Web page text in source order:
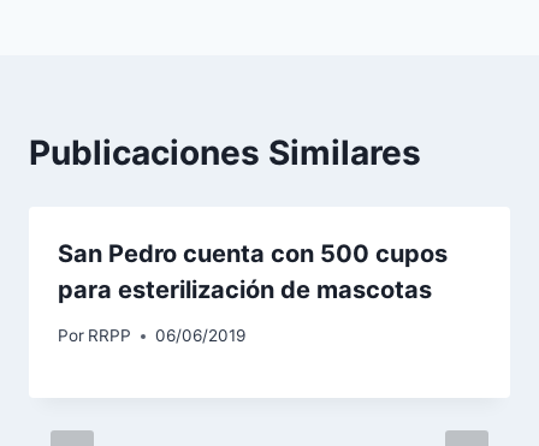
Publicaciones Similares
San Pedro cuenta con 500 cupos
para esterilización de mascotas
Por RRPP 06/06/2019